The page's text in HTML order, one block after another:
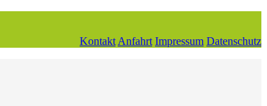
Kontakt Anfahrt Impressum Datenschutz